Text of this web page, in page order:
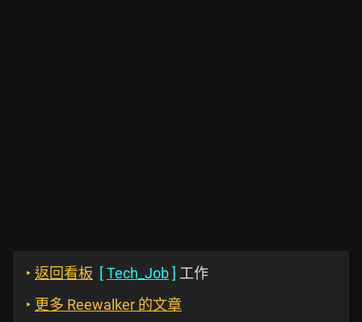
‣ 返回看板 [Tech_Job] 工作
‣ 更多 Reewalker 的文章